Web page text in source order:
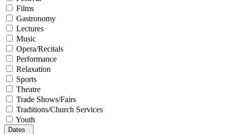
Films
Gastronomy
Lectures
Music
Opera/Recitals
Performance
Relaxation
Sports
Theatre
Trade Shows/Fairs
Traditions/Church Services
Youth
Dates